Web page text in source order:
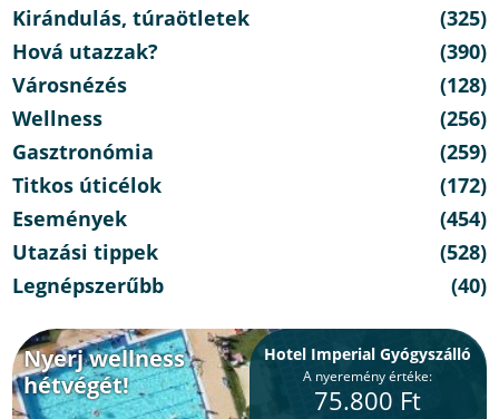
Kirándulás, túraötletek
(325)
Hová utazzak?
(390)
Városnézés
(128)
Wellness
(256)
Gasztronómia
(259)
Titkos úticélok
(172)
Események
(454)
Utazási tippek
(528)
Legnépszerűbb
(40)
Nyerj wellness
hétvégét!
Hotel Imperial Gyógyszálló
A nyeremény értéke:
75.800 Ft